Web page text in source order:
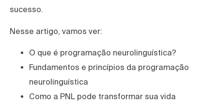
sucesso.
Nesse artigo, vamos ver:
O que é programação neurolinguística?
Fundamentos e princípios da programação
neurolinguística
Como a PNL pode transformar sua vida